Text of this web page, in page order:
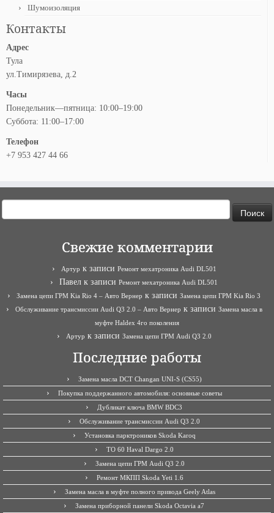
Шумоизоляция
Контакты
Адрес
Тула
ул.Тимирязева, д.2
Часы
Понедельник—пятница: 10:00–19:00
Суббота: 11:00–17:00
Телефон
+7 953 427 44 66
Свежие комментарии
Артур к записи Ремонт мехатроника Audi DL501
Павел к записи Ремонт мехатроника Audi DL501
Замена цепи ГРМ Kia Rio 4 – Авто Вернер к записи Замена цепи ГРМ Kia Rio 3
Обслуживание трансмиссии Audi Q3 2.0 – Авто Вернер к записи Замена масла в
муфте Haldex 4го поколения
Артур к записи Замена цепи ГРМ Audi Q3 2.0
Последние работы
Замена масла DCT Changan UNI-S (CS55)
Покупка поддержанного автомобиля: основные советы
Дубликат ключа BMW BDC3
Обслуживание трансмиссии Audi Q3 2.0
Установка парктроников Skoda Karoq
ТО 60 Haval Dargo 2.0
Замена цепи ГРМ Audi Q3 2.0
Ремонт МКПП Skoda Yeti 1.6
Замена масла в муфте полного привода Geely Atlas
Замена приборной панели Skoda Octavia a7